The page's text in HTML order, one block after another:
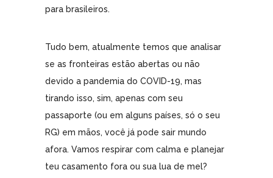
para brasileiros.
Tudo bem, atualmente temos que analisar
se as fronteiras estão abertas ou não
devido a pandemia do COVID-19, mas
tirando isso, sim, apenas com seu
passaporte (ou em alguns países, só o seu
RG) em mãos, você já pode sair mundo
afora. Vamos respirar com calma e planejar
teu casamento fora ou sua lua de mel?